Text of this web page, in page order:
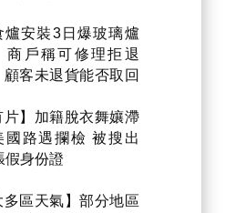
爐安裝3日爆玻璃爐
戶稱可修理拒退
客未退貨能否取回
片】加籍脫衣舞孃滯
國路遇攔檢 被搜出
假身份證
多區天氣】部分地區